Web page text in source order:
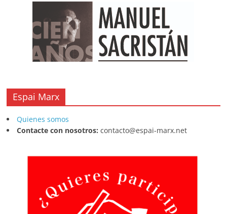
Espai Marx
Quienes somos
Contacte con nosotros: contacto@espai-marx.net